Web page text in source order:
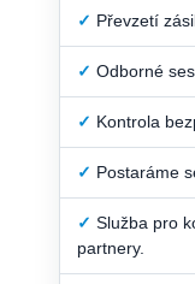
✓ Převzetí
✓ Odborné
✓ Kontrola
✓ Postaráme
✓ Služba pro
partnery.